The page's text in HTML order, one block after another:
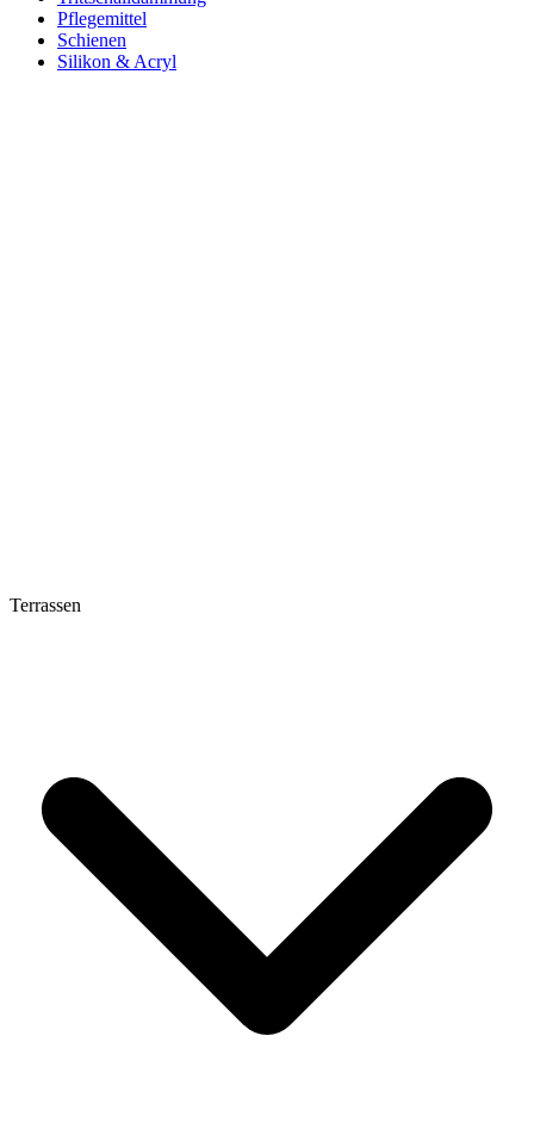
Pflegemittel
Schienen
Silikon & Acryl
Terrassen